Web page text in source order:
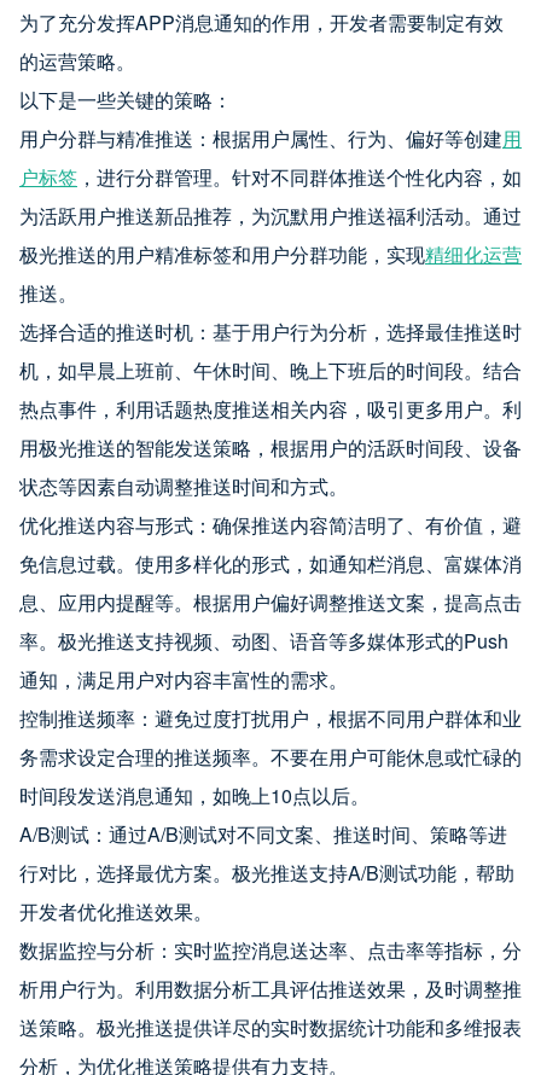
为了充分发挥APP消息通知的作用，开发者需要制定有效
的运营策略。
以下是一些关键的策略：
用户分群与精准推送：根据用户属性、行为、偏好等创建用
户标签 ，进行分群管理。针对不同群体推送个性化内容，如
为活跃用户推送新品推荐，为沉默用户推送福利活动。通过
极光推送的用户精准标签和用户分群功能，实现精细化运营
推送。
选择合适的推送时机：基于用户行为分析，选择最佳推送时
机，如早晨上班前、午休时间、晚上下班后的时间段。结合
热点事件，利用话题热度推送相关内容，吸引更多用户。利
用极光推送的智能发送策略，根据用户的活跃时间段、设备
状态等因素自动调整推送时间和方式。
优化推送内容与形式：确保推送内容简洁明了、有价值，避
免信息过载。使用多样化的形式，如通知栏消息、富媒体消
息、应用内提醒等。根据用户偏好调整推送文案，提高点击
率。极光推送支持视频、动图、语音等多媒体形式的Push
通知，满足用户对内容丰富性的需求。
控制推送频率：避免过度打扰用户，根据不同用户群体和业
务需求设定合理的推送频率。不要在用户可能休息或忙碌的
时间段发送消息通知，如晚上10点以后。
A/B测试：通过A/B测试对不同文案、推送时间、策略等进
行对比，选择最优方案。极光推送支持A/B测试功能，帮助
开发者优化推送效果。
数据监控与分析：实时监控消息送达率、点击率等指标，分
析用户行为。利用数据分析工具评估推送效果，及时调整推
送策略。极光推送提供详尽的实时数据统计功能和多维报表
分析，为优化推送策略提供有力支持。